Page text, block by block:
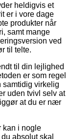
heldigvis et
er i vore dage
produkter når
samt mange
ved
til telte.
til din lejlighed
er som regel
samtidig virkelig
uden tvivl selv at
at du er nær
kan i nogle
absolut skal